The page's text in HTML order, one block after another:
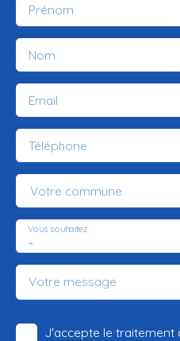
Prénom
Nom
Email
Téléphone
Votre commune
-
Vous souhaitez
Votre message
J'accepte le traitement